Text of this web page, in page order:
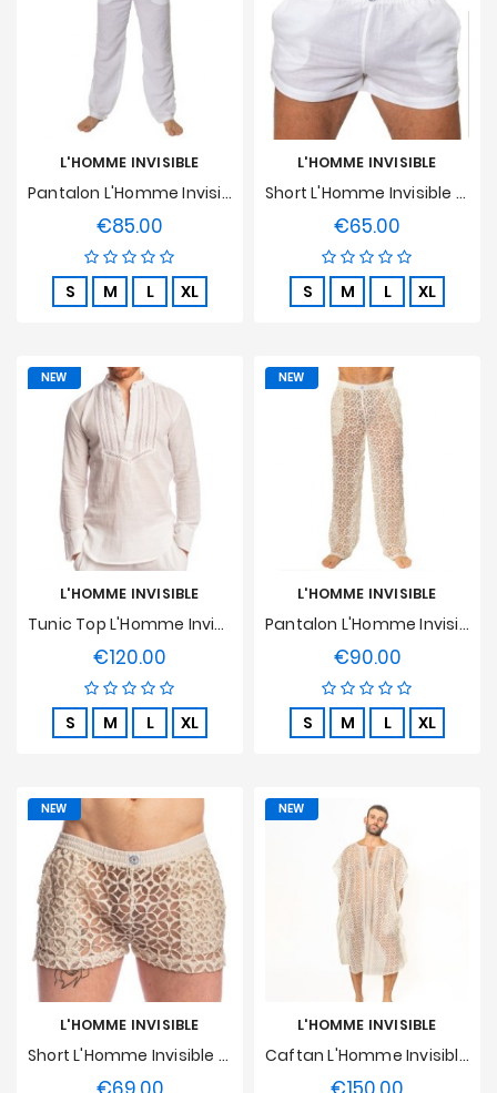
L'HOMME INVISIBLE
Pantalon L'Homme Invisible - Mykonos
€85.00
S M L XL
L'HOMME INVISIBLE
Short L'Homme Invisible - Mykonos
€65.00
S M L XL
L'HOMME INVISIBLE
Tunic Top L'Homme Invisible - Mykonos
€120.00
S M L XL
NEW
L'HOMME INVISIBLE
Pantalon L'Homme Invisible - La Poésie
€90.00Price
S M L XL
NEW
L'HOMME INVISIBLE
Short L'Homme Invisible - La Poésie
Price
NEW
L'HOMME INVISIBLE
Caftan L'Homme Invisible - La Poésie
NEW